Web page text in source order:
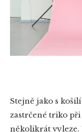
Stejně jako s
zastrčené triko
několikrát vyleze.